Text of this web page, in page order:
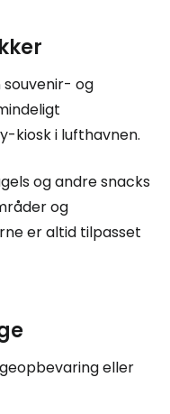
og
kiosk i lufthavnen.
og andre snacks
og
er altid tilpasset
eller